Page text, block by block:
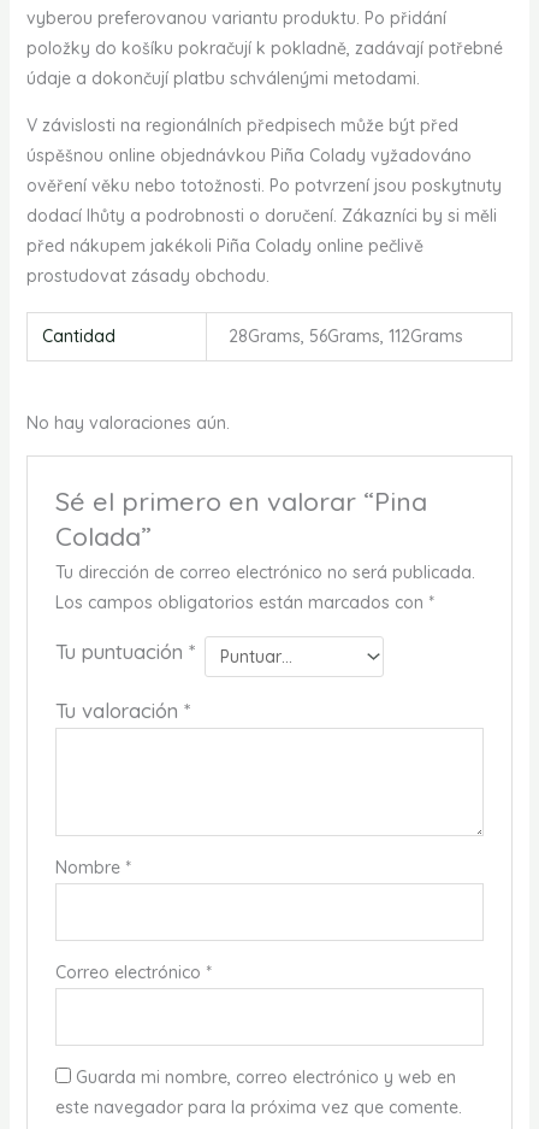
vyberou preferovanou variantu produktu. Po přidání
položky do košíku pokračují k pokladně, zadávají potřebné
údaje a dokončují platbu schválenými metodami.
V závislosti na regionálních předpisech může být před
úspěšnou online objednávkou Piña Colady vyžadováno
ověření věku nebo totožnosti. Po potvrzení jsou poskytnuty
dodací lhůty a podrobnosti o doručení. Zákazníci by si měli
před nákupem jakékoli Piña Colady online pečlivě
prostudovat zásady obchodu.
Cantidad 28Grams, 56Grams, 112Grams
No hay valoraciones aún.
Sé el primero en valorar “Pina
Colada”
Tu dirección de correo electrónico no será publicada.
Los campos obligatorios están marcados con *
Tu puntuación *
Tu valoración *
Nombre *
Correo electrónico *
Guarda mi nombre, correo electrónico y web en
este navegador para la próxima vez que comente.